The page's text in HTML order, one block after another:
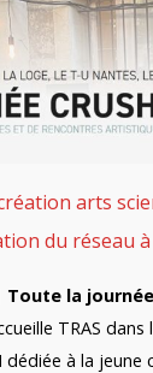
arts
du réseau
Toute la
TRAS dans
dédiée à la jeune